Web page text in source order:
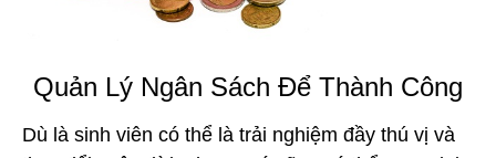
Quản Lý Ngân Sách Để Thành Công
Dù là sinh viên có thể là trải nghiệm đầy thú vị và